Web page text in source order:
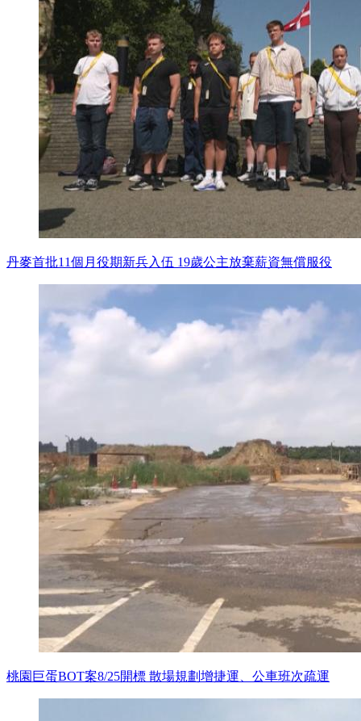
丹麥首批11個月役期新兵入伍 19歲公主放棄薪資無償服役
桃園巨蛋BOT案8/25開標 散場規劃增捷運、公車班次疏運